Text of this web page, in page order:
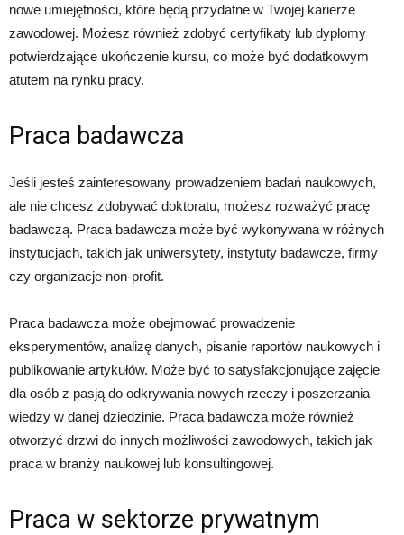
nowe umiejętności, które będą przydatne w Twojej karierze
zawodowej. Możesz również zdobyć certyfikaty lub dyplomy
potwierdzające ukończenie kursu, co może być dodatkowym
atutem na rynku pracy.
Praca badawcza
Jeśli jesteś zainteresowany prowadzeniem badań naukowych,
ale nie chcesz zdobywać doktoratu, możesz rozważyć pracę
badawczą. Praca badawcza może być wykonywana w różnych
instytucjach, takich jak uniwersytety, instytuty badawcze, firmy
czy organizacje non-profit.
Praca badawcza może obejmować prowadzenie
eksperymentów, analizę danych, pisanie raportów naukowych i
publikowanie artykułów. Może być to satysfakcjonujące zajęcie
dla osób z pasją do odkrywania nowych rzeczy i poszerzania
wiedzy w danej dziedzinie. Praca badawcza może również
otworzyć drzwi do innych możliwości zawodowych, takich jak
praca w branży naukowej lub konsultingowej.
Praca w sektorze prywatnym